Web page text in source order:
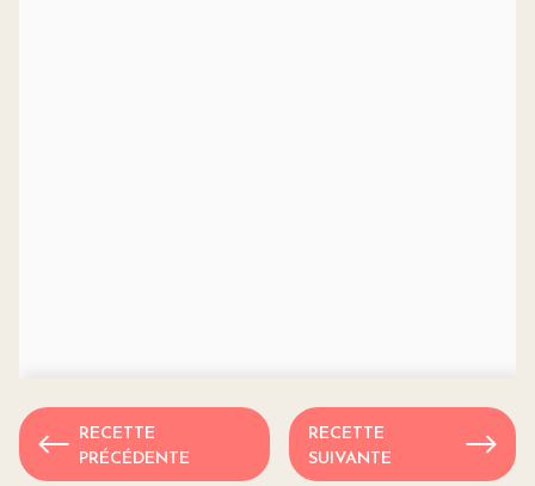
RECETTE
PRÉCÉDENTE
RECETTE
SUIVANTE